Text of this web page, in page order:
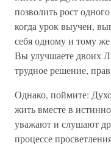
позволить рост
когда урок выучен,
себя одному и тому
Вы улучшаете двоих
трудное решение,
Однако, поймите:
жить вместе в
уважают и слушают
процессе